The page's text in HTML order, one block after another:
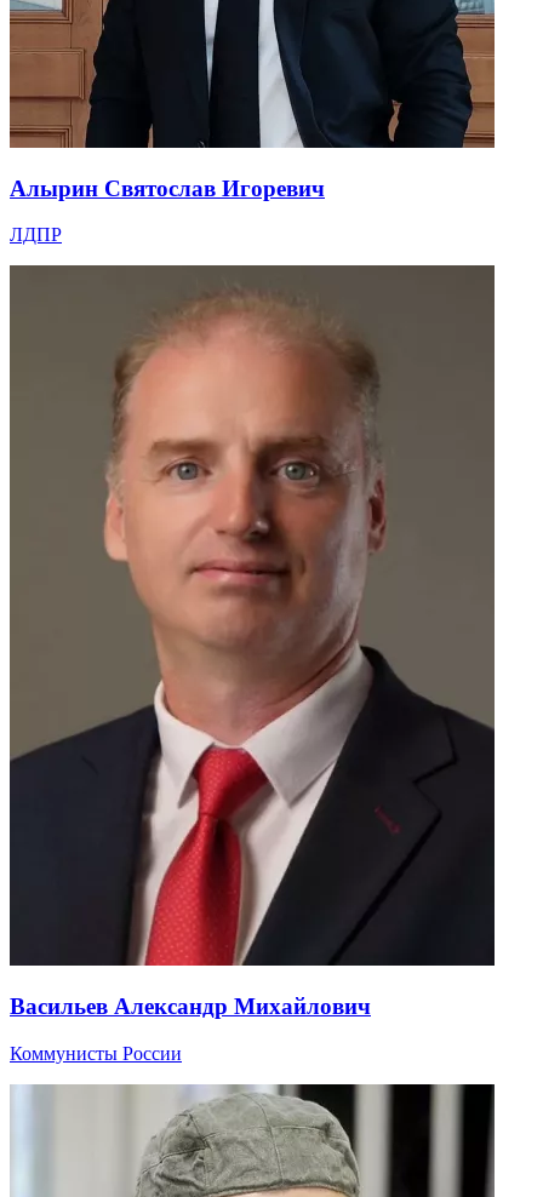
Алырин Святослав Игоревич
ЛДПР
Васильев Александр Михайлович
Коммунисты России